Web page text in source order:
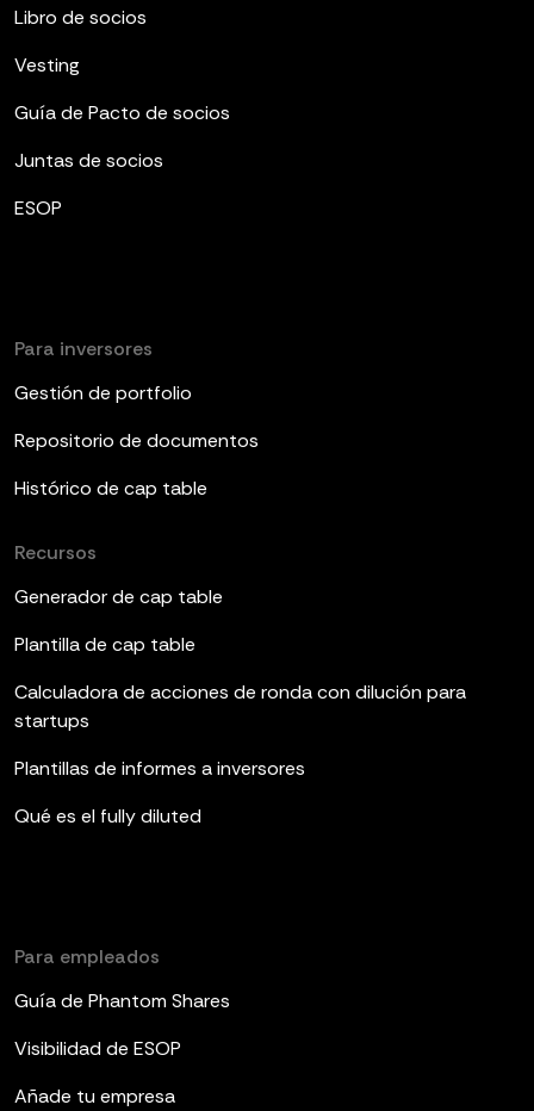
Libro de socios
Vesting
Guía de Pacto de socios
Juntas de socios
ESOP
Para inversores
Gestión de portfolio
Repositorio de documentos
Histórico de cap table
Recursos
Generador de cap table
Plantilla de cap table
Calculadora de acciones de ronda con dilución para
startups
Plantillas de informes a inversores
Qué es el fully diluted
Para empleados
Guía de Phantom Shares
Visibilidad de ESOP
Añade tu empresa